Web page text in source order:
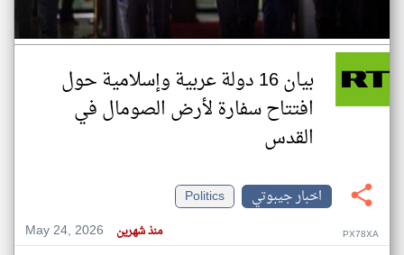
بيان 16 دولة عربية وإسلامية حول
افتتاح سفارة لأرض الصومال في
القدس
اخبار جيبوتي
Politics
May 24, 2026
منذ شهرين PX78XA